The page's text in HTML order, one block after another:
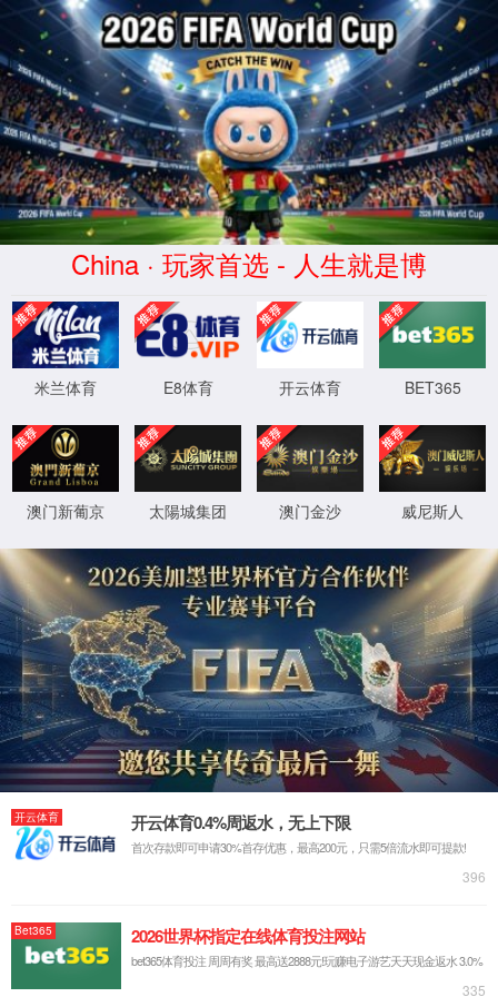
4001老百汇(股份公
司)·Official Website
404
页面不存在
4秒后回到网站首页
回到首页
XML 地图